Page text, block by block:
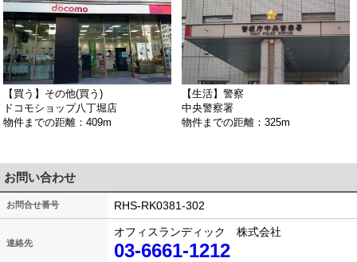
【買う】その他(買う)
ドコモショップ八丁堀店
物件までの距離：409m
【生活】警察
中央警察署
物件までの距離：325m
お問い合わせ
お問合せ番号 RHS-RK0381-302
連絡先
オフィスランディック 株式会社
03-6661-1212